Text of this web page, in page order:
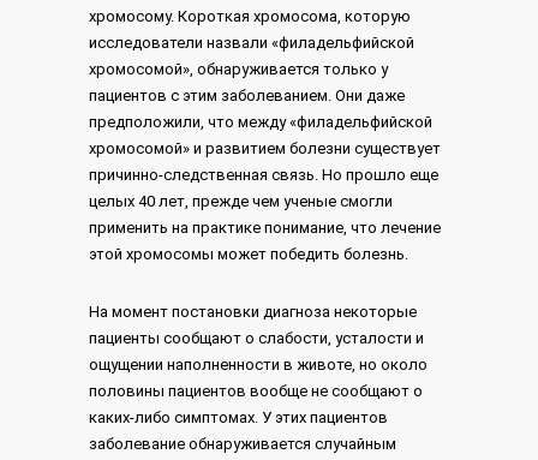
хромосому. Короткая хромосома, которую
исследователи назвали «филадельфийской
хромосомой», обнаруживается только у
пациентов с этим заболеванием. Они даже
предположили, что между «филадельфийской
хромосомой» и развитием болезни существует
причинно-следственная связь. Но прошло еще
целых 40 лет, прежде чем ученые смогли
применить на практике понимание, что лечение
этой хромосомы может победить болезнь.
На момент постановки диагноза некоторые
пациенты сообщают о слабости, усталости и
ощущении наполненности в животе, но около
половины пациентов вообще не сообщают о
каких-либо симптомах. У этих пациентов
заболевание обнаруживается случайным